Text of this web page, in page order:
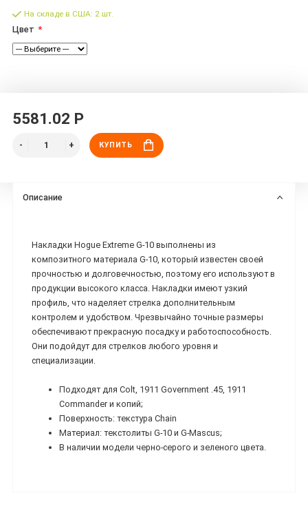
На складе в США: 2 шт.
Цвет
5581.02 Р
КУПИТЬ
Описание
Накладки Hogue Extreme G-10 выполнены из
композитного материала G-10, который известен своей
прочностью и долговечностью, поэтому его используют в
продукции высокого класса. Накладки имеют узкий
профиль, что наделяет стрелка дополнительным
контролем и удобством. Чрезвычайно точные размеры
обеспечивают прекрасную посадку и работоспособность.
Они подойдут для стрелков любого уровня и
специализации.
Подходят для Colt, 1911 Government .45, 1911
Commander и копий;
Поверхность: текстура Chain
Материал: текстолиты G-10 и G-Mascus;
В наличии модели черно-серого и зеленого цвета.